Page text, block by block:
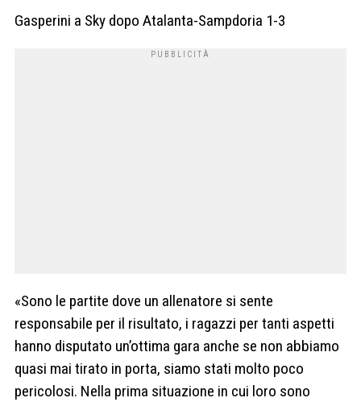
Gasperini a Sky dopo Atalanta-Sampdoria 1-3
«Sono le partite dove un allenatore si sente
responsabile per il risultato, i ragazzi per tanti aspetti
hanno disputato un’ottima gara anche se non abbiamo
quasi mai tirato in porta, siamo stati molto poco
pericolosi. Nella prima situazione in cui loro sono